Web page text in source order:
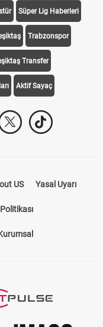
Süper Lig Haberleri
Trabzonspor
Transfer
Aktif Sayaç
US Yasal Uyarı